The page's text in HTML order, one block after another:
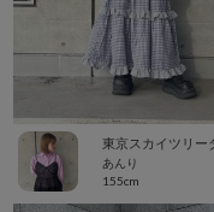
あんり
155cm